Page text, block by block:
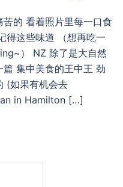
的 看着照片里每一口食
得这些味道 （想再吃一
） NZ 除了是大自然
集中美食的王中王 劲
(如果有机会去
in Hamilton […]